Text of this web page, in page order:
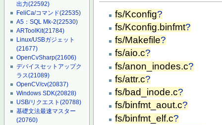
出力(22592)
FeliCa/コマンド(22535)
A5：SQL Mk-2(22530)
ARToolKit(21784)
Linux/USBガジェット
(21677)
OpenCvSharp(21606)
デバイスセットアップク
ラス(21089)
OpenCV/cv(20837)
Windows SDK(20828)
USB/リクエスト(20788)
基礎文法最速マスター
(20760)
fs/Kconfig?
fs/Kconfig.binfmt?
fs/Makefile?
fs/aio.c?
fs/anon_inodes.c?
fs/attr.c?
fs/bad_inode.c?
fs/binfmt_aout.c?
fs/binfmt_elf.c?